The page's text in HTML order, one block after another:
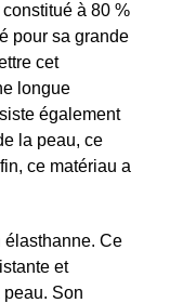
à 80 %
pour sa grande
cet
longue
également
la peau, ce
ce matériau a
élasthanne. Ce
et
peau. Son